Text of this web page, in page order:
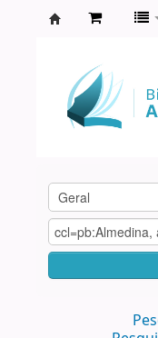
Agamenon
Magalhães